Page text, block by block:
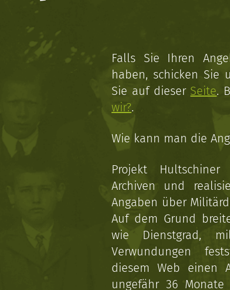
Falls Sie Ihren
haben, schicken Sie
Sie auf dieser Seite.
wir?.
Wie kann man die
Projekt
Archiven und
Angaben über
Auf dem Grund
wie Dienstgrad,
Verwundungen
diesem Web einen
ungefähr 36